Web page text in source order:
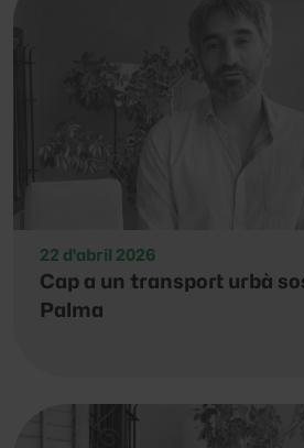
22 d'abril 2026
Cap a un transport urbà
Palma